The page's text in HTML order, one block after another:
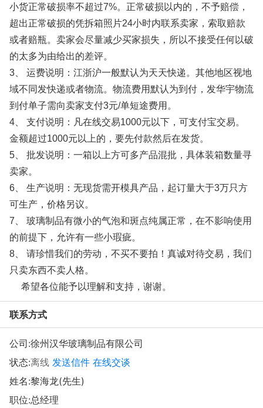
小货正常破损率不超过7%。正常破损以内的，不予赔偿，
超出正常破损的凭拆箱照片24小时内联系卖家，索取赔款
或者赔瓶。卖家会尽量减少买家损失，所以不接受任何以破
的太多为由给出的差评。
3、 运费说明：江浙沪一般默认为天天快递。其他地区视地
域不同发快递或者物流。物流费用默认为到付，发华宇物流
到付单子需向卖家支付3元/单短途费用。
4、 支付说明：凡在线交易1000元以下，可支付宝交易。
金额超过1000元以上的，要先付款然后在发货。
5、 批发说明：一箱以上方可多产品混批，具体装箱数量寻
卖家。
6、 生产说明：无现货需开模具产品，起订量大于3万只方
可生产，价格另议。
7、 玻璃制品有微小的气泡和斑点纯属正常，在不影响使用
的前提下，允许有一些小瑕疵。
8、 请珍惜我们的劳动，不买不要拍！真诚对待交易，我们
只卖东西不卖人格。
希望各位能予以理解和支持，谢谢。
联系方式
公司:徐州汉华玻璃制品有限公司
状态:离线 发送信件 在线交谈
姓名:黎海龙(先生)
职位:总经理